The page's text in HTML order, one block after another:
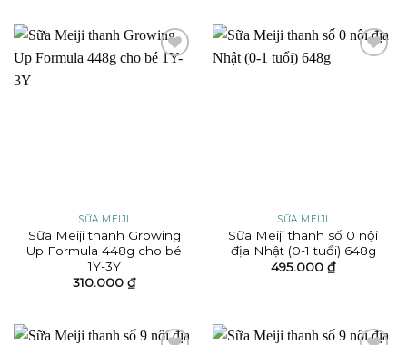
SỮA MEIJI
Sữa Meiji thanh Growing
Up Formula 448g cho bé
1Y-3Y
310.000 ₫
SỮA MEIJI
Sữa Meiji thanh số 0 nội
địa Nhật (0-1 tuổi) 648g
495.000 ₫